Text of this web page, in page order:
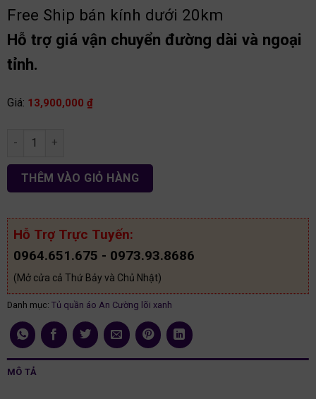
Free Ship bán kính dưới 20km
Hỗ trợ giá vận chuyển đường dài và ngoại
tỉnh.
Giá: 13,900,000 ₫
Tủ áo 2 tầng kèm góc phải gỗ An Cường lõi xanh TA171 số
THÊM VÀO GIỎ HÀNG
Hỗ Trợ Trực Tuyến:
0964.651.675 - 0973.93.8686
(Mở cửa cả Thứ Bảy và Chủ Nhật)
Danh mục: Tủ quần áo An Cường lõi xanh
MÔ TẢ